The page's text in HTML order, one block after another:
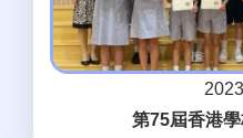
第75屆香港